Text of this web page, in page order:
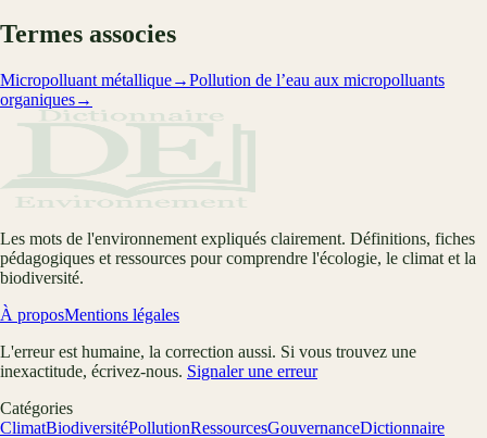
Termes associes
Micropolluant métallique→Pollution de l’eau aux micropolluants
organiques→
Les mots de l'environnement expliqués clairement. Définitions, fiches
pédagogiques et ressources pour comprendre l'écologie, le climat et la
biodiversité.
À proposMentions légales
L'erreur est humaine, la correction aussi. Si vous trouvez une
inexactitude, écrivez-nous. Signaler une erreur
Catégories
ClimatBiodiversitéPollutionRessourcesGouvernanceDictionnaire